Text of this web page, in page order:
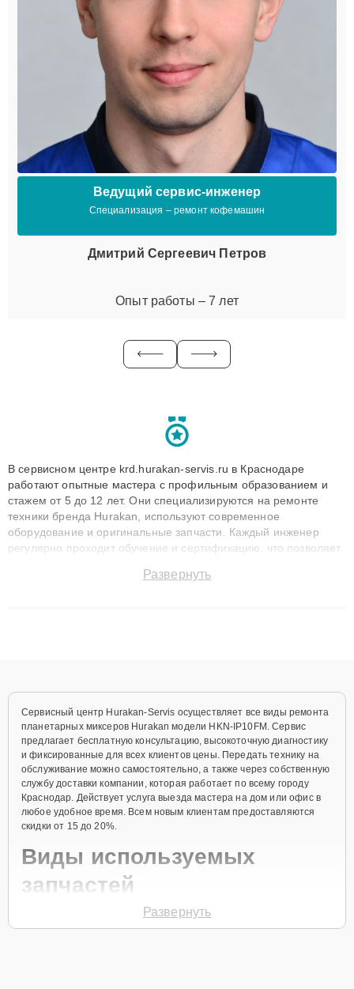
Ведущий сервис-инженер
Специализация – ремонт кофемашин
Дмитрий Сергеевич Петров
Опыт работы – 7 лет
В сервисном центре krd.hurakan-servis.ru в Краснодаре
работают опытные мастера с профильным образованием и
стажем от 5 до 12 лет. Они специализируются на ремонте
техники бренда Hurakan, используют современное
оборудование и оригинальные запчасти. Каждый инженер
регулярно проходит обучение и сертификацию, что позволяет
технику с сохранением гарантии до 3 лет. Наши мастера
Развернуть
Сервисный центр Hurakan-Servis осуществляет все виды ремонта
планетарных миксеров Hurakan модели HKN-IP10FM. Сервис
предлагает бесплатную консультацию, высокоточную диагностику
и фиксированные для всех клиентов цены. Передать технику на
обслуживание можно самостоятельно, а также через собственную
службу доставки компании, которая работает по всему городу
Краснодар. Действует услуга выезда мастера на дом или офис в
любое удобное время. Всем новым клиентам предоставляются
скидки от 15 до 20%.
Виды используемых
запчастей
Для ремонта планетарного миксера модели HKN-IP10FM
Развернуть